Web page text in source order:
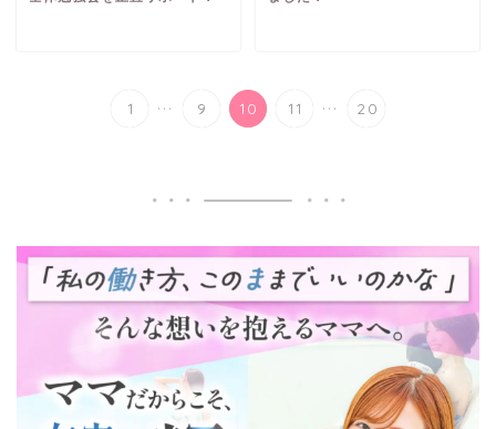
1 ... 9 10 11 ... 20